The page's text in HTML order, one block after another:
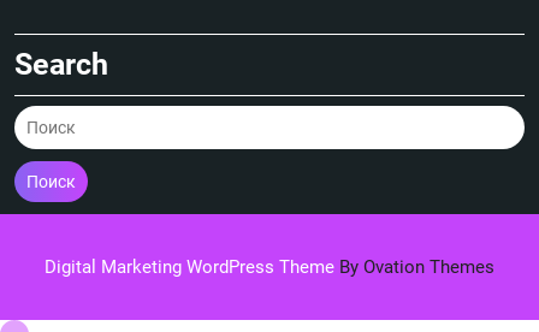
Search
Поиск
Digital Marketing WordPress Theme By Ovation Themes